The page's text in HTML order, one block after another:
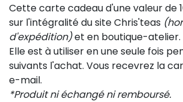
Cette carte cadeau d'une valeur de
sur l'intégralité du site Chris'teas
d'expédition)et en boutique-atelier.
Elle est à utiliser en une seule fois
suivants l'achat. Vous recevrez la
e-mail.
*Produit ni échangé ni remboursé.